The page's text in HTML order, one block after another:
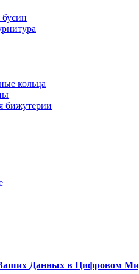
кольца
бижутерии
Данных в Цифровом